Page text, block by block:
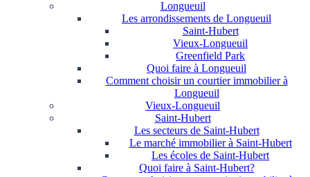
Longueuil
Les arrondissements de Longueuil
Saint-Hubert
Vieux-Longueuil
Greenfield Park
Quoi faire à Longueuil
Comment choisir un courtier immobilier à
Longueuil
Vieux-Longueuil
Saint-Hubert
Les secteurs de Saint-Hubert
Le marché immobilier à Saint-Hubert
Les écoles de Saint-Hubert
Quoi faire à Saint-Hubert?